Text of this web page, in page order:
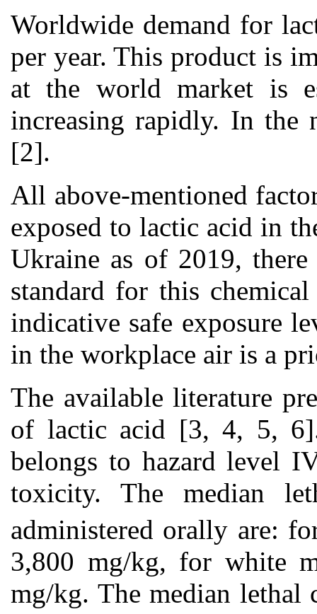
Worldwide demand for
per year. This product is
at the world market is
increasing rapidly. In the
[2].
All above-mentioned
exposed to lactic acid in
Ukraine as of 2019,
standard for this
indicative safe exposure
in the workplace air is a
The available literature
of lactic acid [3, 4, 5,
belongs to hazard level
toxicity. The median
administered orally are:
3,800 mg/kg, for white
mg/kg. The median lethal